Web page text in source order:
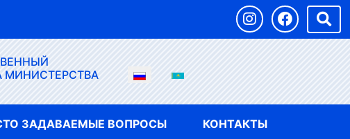
МИНИСТЕРСТВА
ЗАДАВАЕМЫЕ ВОПРОСЫ КОНТАКТЫ